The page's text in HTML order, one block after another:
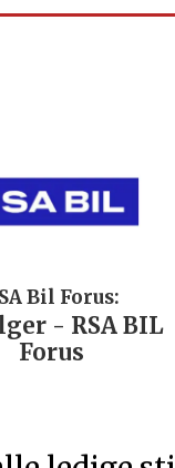
Forus:
RSA BIL